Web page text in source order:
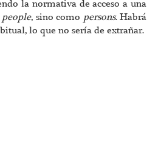
la normativa de acceso a una
people, sino como persons. Habrá
lo que no sería de extrañar.